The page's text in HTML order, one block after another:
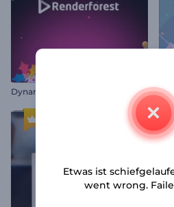
D
ynamischer Weihnachts-Opener
Etwas ist
went wrong.